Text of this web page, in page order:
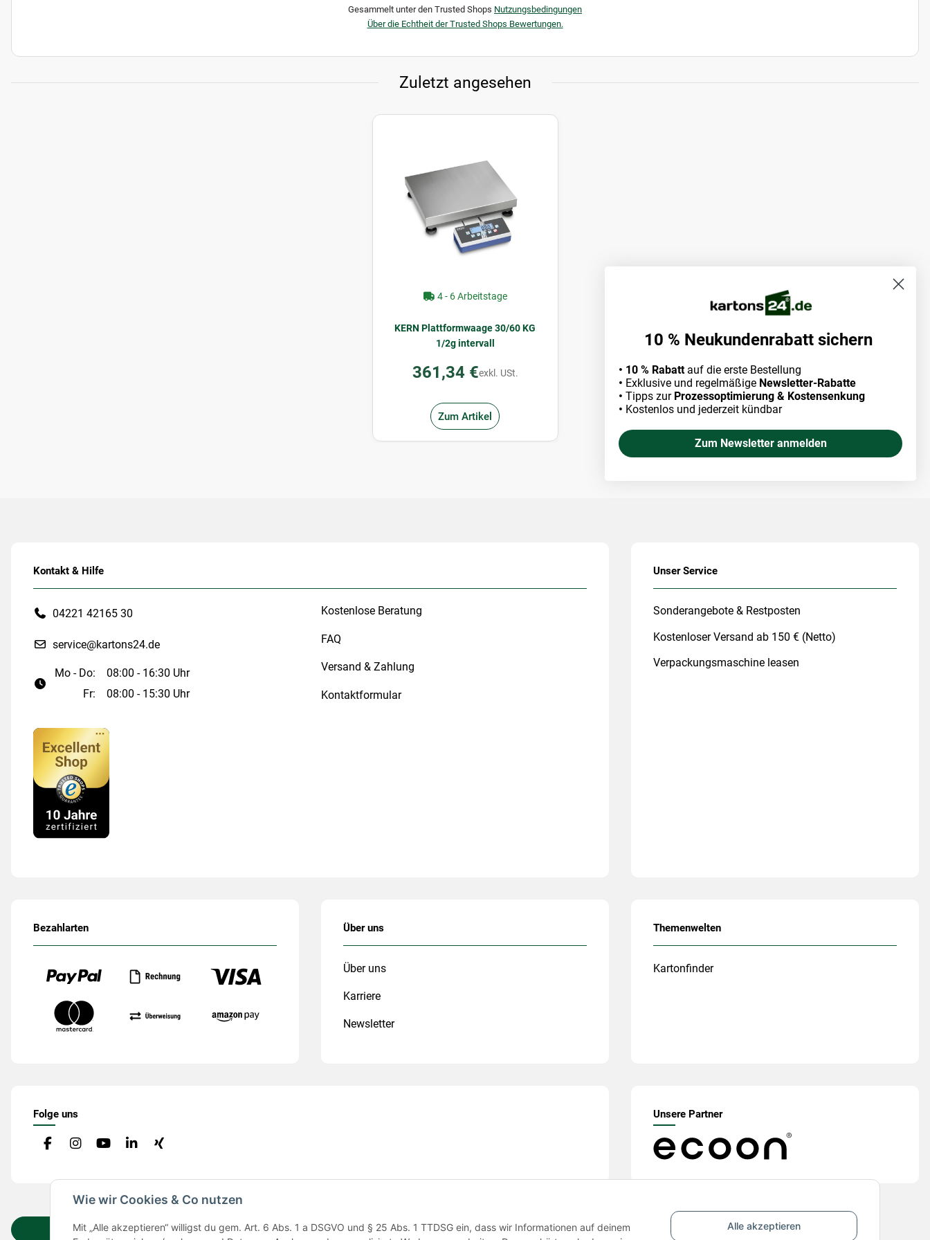
Alle akzeptieren
Wie wir Cookies & Co nutzen
Mit „Alle akzeptieren“ willigst du gem. Art. 6 Abs. 1 a DSGVO und § 25 Abs. 1 TTDSG ein, dass wir Informationen auf deinem
Gesammelt unter den Trusted Shops Nutzungsbedingungen
Über die Echtheit der Trusted Shops Bewertungen.
Zuletzt angesehen
4 - 6 Arbeitstage
KERN Plattformwaage 30/60 KG
1/2g intervall
361,34 €exkl. USt.
Zum Artikel
Kontakt & Hilfe
04221 42165 30
service@kartons24.de
Mo - Do:
08:00 - 16:30 Uhr
Fr:
08:00 - 15:30 Uhr
Kostenlose Beratung
FAQ
Versand & Zahlung
Kontaktformular
Unser Service
Sonderangebote & Restposten
Kostenloser Versand ab 150 € (Netto)
Verpackungsmaschine leasen
Bezahlarten Über uns
Über uns
Karriere
Newsletter
Themenwelten
Kartonfinder
Folge uns Unsere Partner
Vertrag widerrufen
10 % Neukundenrabatt sichern
• 10 % Rabatt auf die erste Bestellung
• Exklusive und regelmäßige Newsletter-Rabatte
• Tipps zur Prozessoptimierung & Kostensenkung
• Kostenlos und jederzeit kündbar
Zum Newsletter anmelden